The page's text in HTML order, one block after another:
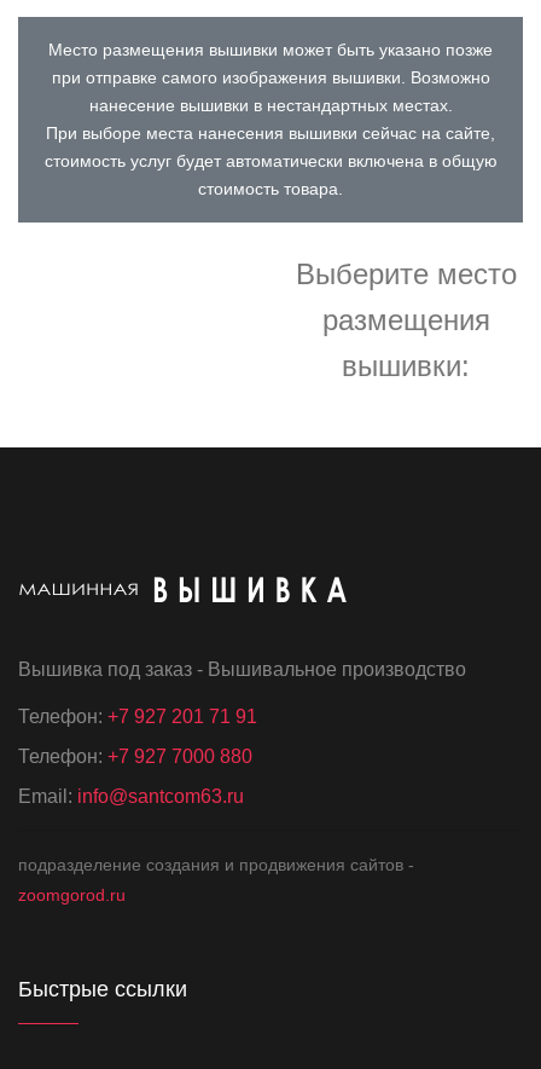
Место размещения вышивки может быть указано позже
при отправке самого изображения вышивки. Возможно
нанесение вышивки в нестандартных местах.
При выборе места нанесения вышивки сейчас на сайте,
стоимость услуг будет автоматически включена в общую
стоимость товара.
Выберите место
размещения
вышивки:
Вышивка под заказ - Вышивальное производство
Телефон: +7 927 201 71 91
Телефон: +7 927 7000 880
Email: info@santcom63.ru
подразделение создания и продвижения сайтов -
zoomgorod.ru
Быстрые ссылки